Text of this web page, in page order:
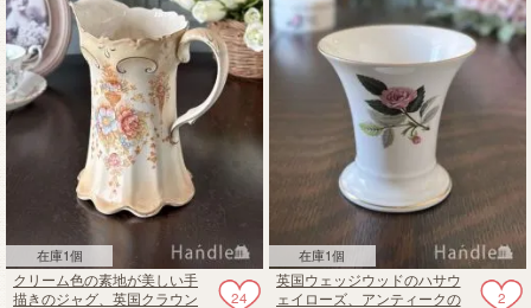
在庫1個
24
クリーム色の素地が美しい手
描きのジャグ、英国クラウン
在庫1個
2
英国ウェッジウッドのハサウ
ェイローズ、アンティークの